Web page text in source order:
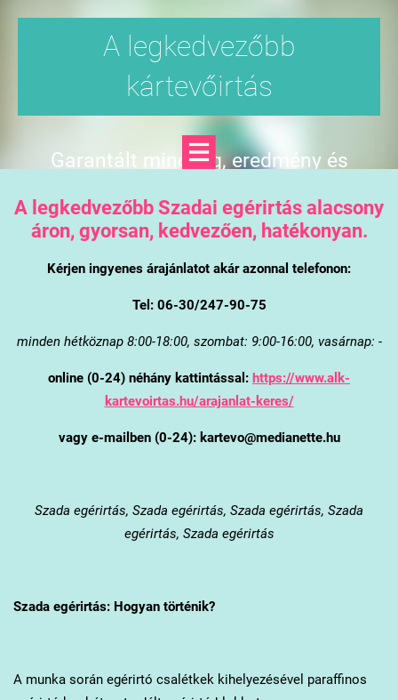
A legkedvezőbb
kártevőirtás
Garantált minőség, eredmény és
A legkedvezőbb Szadai egérirtás alacsony
áron, gyorsan, kedvezően, hatékonyan.
Kérjen ingyenes árajánlatot akár azonnal telefonon:
Tel: 06-30/247-90-75
minden hétköznap 8:00-18:00, szombat: 9:00-16:00, vasárnap: -
online (0-24) néhány kattintással: https://www.alk-
kartevoirtas.hu/arajanlat-keres/
vagy e-mailben (0-24): kartevo@medianette.hu
Szada egérirtás, Szada egérirtás, Szada egérirtás, Szada
egérirtás, Szada egérirtás
Szadaegérirtás: Hogyan történik?
A munka során egérirtó csalétkek kihelyezésével paraffinos